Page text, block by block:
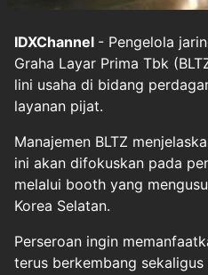
IDXChannel - Pengelola
Graha Layar Prima Tbk
lini usaha di bidang
layanan pijat.
Manajemen BLTZ
ini akan difokuskan pada
melalui booth yang
Korea Selatan.
Perseroan ingin
terus berkembang